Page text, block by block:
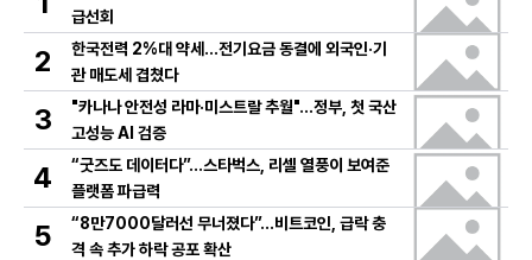
급선회
2
한국전력 2%대 약세…전기요금 동결에 외국인·기
관 매도세 겹쳤다
3
"카나나 안전성 라마·미스트랄 추월"…정부, 첫 국산
고성능 AI 검증
4
“굿즈도 데이터다”…스타벅스, 리셀 열풍이 보여준
플랫폼 파급력
5
“8만7000달러선 무너졌다”…비트코인, 급락 충
격 속 추가 하락 공포 확산